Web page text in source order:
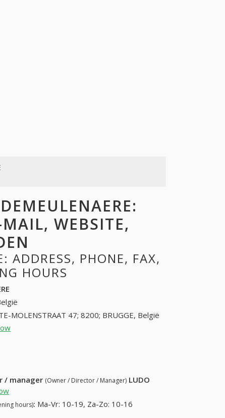
WEBSITE,
ADDRESS, PHONE, FAX,
HOURS
MOLENSTRAAT 47; 8200; BRUGGE, België
/ manager (Owner / Director / Manager) LUDO
hours): Ma-Vr: 10-19, Za-Zo: 10-16